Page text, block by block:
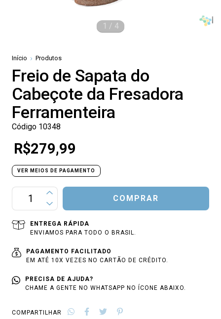
1 / 4
Início Produtos
Freio de Sapata do
Cabeçote da Fresadora
Ferramenteira
Código 10348
R$279,99
VER MEIOS DE PAGAMENTO
ENTREGA RÁPIDA
ENVIAMOS PARA TODO O BRASIL.
PAGAMENTO FACILITADO
EM ATÉ 10X VEZES NO CARTÃO DE CRÉDITO.
PRECISA DE AJUDA?
CHAME A GENTE NO WHATSAPP NO ÍCONE ABAIXO.
COMPARTILHAR